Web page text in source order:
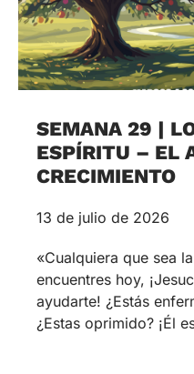
SEMANA 29 |
ESPÍRITU – EL
CRECIMIENTO
13 de julio de 2026
«Cualquiera que sea
encuentres hoy,
ayudarte! ¿Estás
¿Estas oprimido? ¡Él